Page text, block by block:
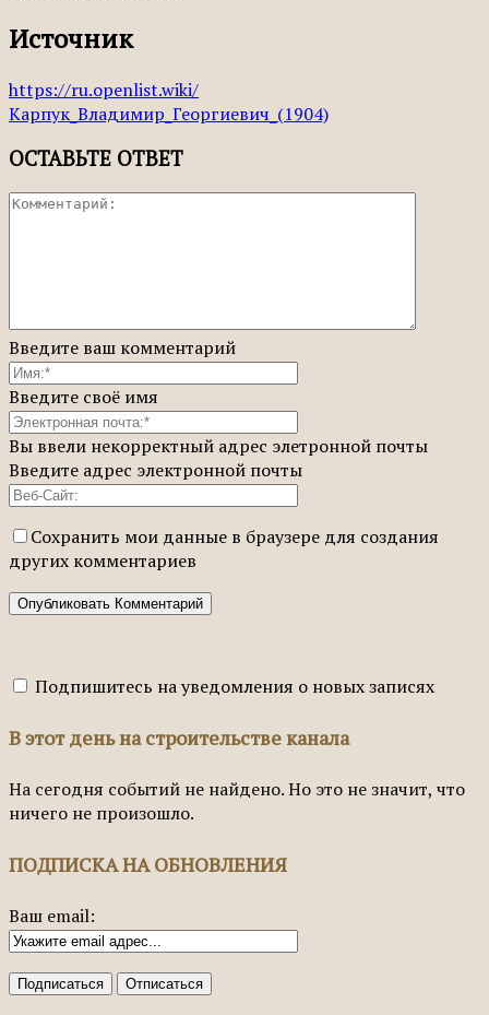
Источник
https://ru.openlist.wiki/
Карпук_Владимир_Георгиевич_(1904)
ОСТАВЬТЕ ОТВЕТ
Введите ваш комментарий
Введите своё имя
Вы ввели некорректный адрес элетронной почты
Введите адрес электронной почты
Сохранить мои данные в браузере для создания
других комментариев
Подпишитесь на уведомления о новых записях
В этот день на строительстве канала
На сегодня событий не найдено. Но это не значит, что
ничего не произошло.
ПОДПИСКА НА ОБНОВЛЕНИЯ
Ваш email: